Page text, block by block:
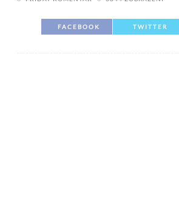
FACEBOOK TWITTER